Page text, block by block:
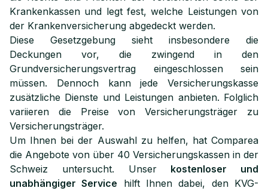
Krankenkassen und legt fest, welche Leistungen von
der Krankenversicherung abgedeckt werden.
Diese Gesetzgebung sieht insbesondere die
Deckungen vor, die zwingend in den
Grundversicherungsvertrag eingeschlossen sein
müssen. Dennoch kann jede Versicherungskasse
zusätzliche Dienste und Leistungen anbieten. Folglich
variieren die Preise von Versicherungsträger zu
Versicherungsträger.
Um Ihnen bei der Auswahl zu helfen, hat Comparea
die Angebote von über 40 Versicherungskassen in der
Schweiz untersucht. Unser kostenloser und
unabhängiger Service hilft Ihnen dabei, den KVG-